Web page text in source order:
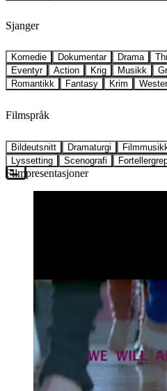
Sjanger
Komedie Dokumentar Drama
Eventyr
Action Krig Musikk
Romantikk
Fantasy Krim
Filmspråk
Bildeutsnitt Dramaturgi
Lyssetting
Scenografi
Filmpresentasjoner